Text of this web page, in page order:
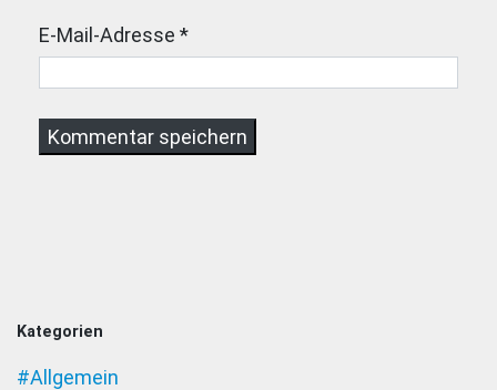
E-Mail-Adresse *
Kategorien
#Allgemein